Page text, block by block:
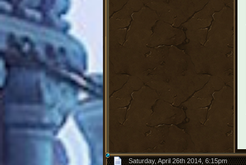
Saturday, April 26th 2014, 6:15pm